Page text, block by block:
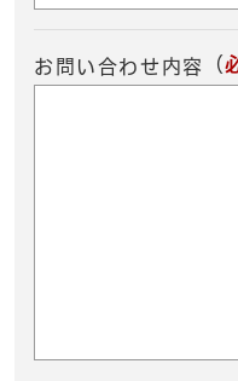
お問い合わせ内容 （